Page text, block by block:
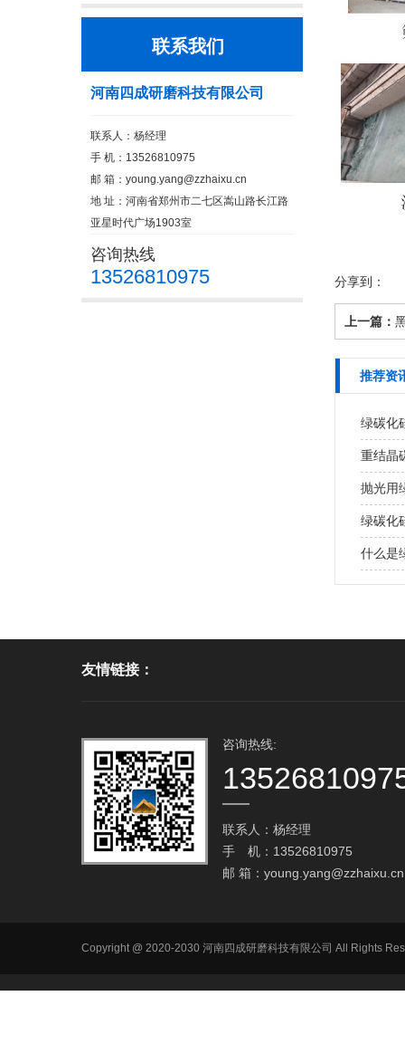
联系我们
河南四成研磨科技有限公司
联系人：杨经理
手 机：13526810975
邮 箱： young.yang@zzhaixu.cn
地 址：河南省郑州市二七区嵩山路长江路
亚星时代广场1903室
咨询热线
13526810975 分享到：
上一篇：
推荐资
绿碳化
重结晶
抛光用
绿碳化
什么是
友情链接：
咨询热线:
联系人：杨经理
手 机：13526810975
邮 箱： young.yang@zzhaixu.cn
Copyright @ 2020-2030 河南四成研磨科技有限公司 All Rights